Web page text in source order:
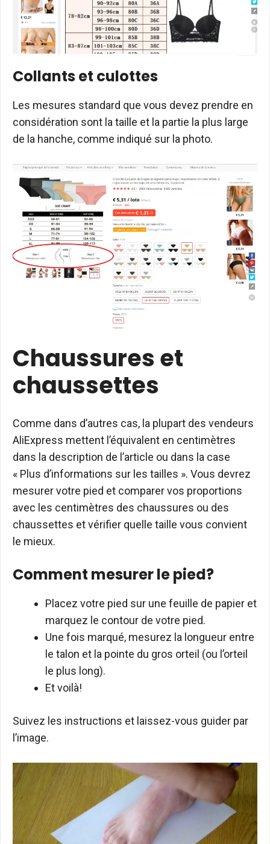
Collants et culottes
Les mesures standard que vous devez prendre en
considération sont la taille et la partie la plus large
de la hanche, comme indiqué sur la photo.
Chaussures et
chaussettes
Comme dans d’autres cas, la plupart des vendeurs
AliExpress mettent l’équivalent en centimètres
dans la description de l’article ou dans la case
« Plus d’informations sur les tailles ». Vous devrez
mesurer votre pied et comparer vos proportions
avec les centimètres des chaussures ou des
chaussettes et vérifier quelle taille vous convient
le mieux.
Comment mesurer le pied?
Placez votre pied sur une feuille de papier et
marquez le contour de votre pied.
Une fois marqué, mesurez la longueur entre
le talon et la pointe du gros orteil (ou l’orteil
le plus long).
Et voilà!
Suivez les instructions et laissez-vous guider par
l’image.